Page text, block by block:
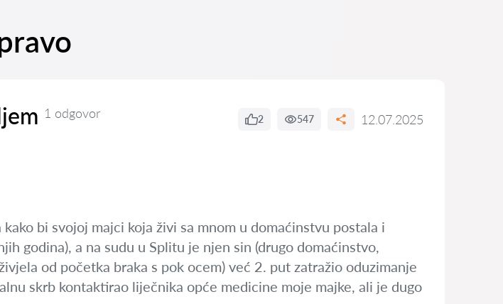
1 odgovor 2 547 12.07.2025
bi svojoj majci koja živi sa mnom u domaćinstvu postala i
godina), a na sudu u Splitu je njen sin (drugo domaćinstvo,
od početka braka s pok ocem) već 2. put zatražio oduzimanje
skrb kontaktirao liječnika opće medicine moje majke, ali je dugo